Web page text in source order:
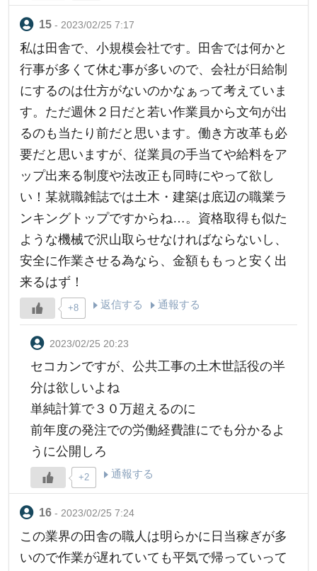
- 2023/02/25 7:17
私は田舎で、小規模会社です。田舎では何かと
行事が多くて休む事が多いので、会社が日給制
にするのは仕方がないのかなぁって考えていま
す。ただ週休２日だと若い作業員から文句が出
るのも当たり前だと思います。働き方改革も必
要だと思いますが、従業員の手当てや給料をア
ップ出来る制度や法改正も同時にやって欲し
い！某就職雑誌では土木・建築は底辺の職業ラ
ンキングトップですからね…。資格取得も似た
ような機械で沢山取らせなければならないし、
安全に作業させる為なら、金額ももっと安く出
来るはず！
+8 返信する 通報する
2023/02/25 20:23
セコカンですが、公共工事の土木世話役の半
分は欲しいよね
単純計算で３０万超えるのに
前年度の発注での労働経費誰にでも分かるよ
うに公開しろ
+2 通報する
- 2023/02/25 7:24
この業界の田舎の職人は明らかに日当稼ぎが多
いので作業が遅れていても平気で帰っていって